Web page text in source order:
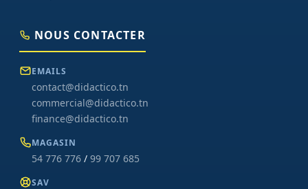
NOUS CONTACTER
EMAILS
contact@didactico.tn
commercial@didactico.tn
finance@didactico.tn
MAGASIN
54 776 776 / 99 707 685
SAV